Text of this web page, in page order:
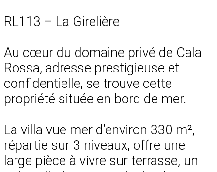
RL113 – La Girelière
Au cœur du domaine privé de Cala
Rossa, adresse prestigieuse et
confidentielle, se trouve cette
propriété située en bord de mer.
La villa vue mer d’environ 330 m²,
répartie sur 3 niveaux, offre une
large pièce à vivre sur terrasse, un